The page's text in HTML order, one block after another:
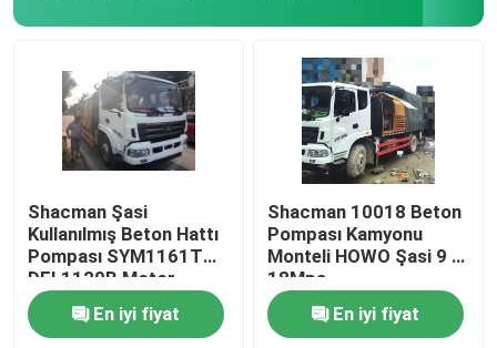
Shacman Şasi
Kullanılmış Beton Hattı
Pompası SYM1161T
DFL1120B Motor
En iyi fiyat
Shacman 10018 Beton
Pompası Kamyonu
Monteli HOWO Şasi 9 ~
18Mpa
En iyi fiyat